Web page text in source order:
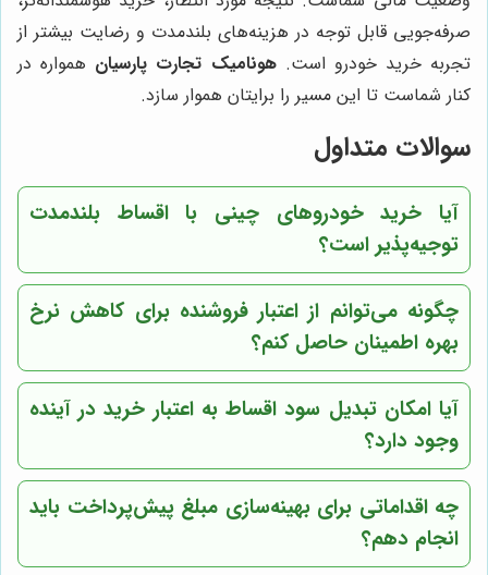
صرفه‌جویی قابل توجه در هزینه‌های بلندمدت و رضایت بیشتر از
تجربه خرید خودرو است.هونامیک تجارت پارسیان همواره در
کنار شماست تا این مسیر را برایتان هموار سازد.
سوالات متداول
آیا خرید خودروهای چینی با اقساط بلندمدت
توجیه‌پذیر است؟
چگونه می‌توانم از اعتبار فروشنده برای کاهش نرخ
بهره اطمینان حاصل کنم؟
آیا امکان تبدیل سود اقساط به اعتبار خرید در آینده
وجود دارد؟
چه اقداماتی برای بهینه‌سازی مبلغ پیش‌پرداخت باید
انجام دهم؟